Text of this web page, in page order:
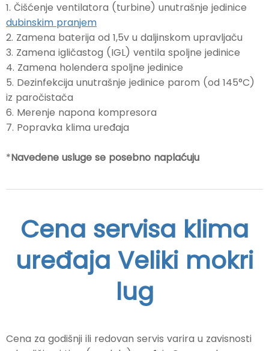
1. Čišćenje ventilatora (turbine) unutrašnje jedinice
dubinskim pranjem
2. Zamena baterija od 1,5v u daljinskom upravljaču
3. Zamena igličastog (IGL) ventila spoljne jedinice
4. Zamena holendera spoljne jedinice
5. Dezinfekcija unutrašnje jedinice parom (od 145°C)
iz paročistača
6. Merenje napona kompresora
7. Popravka klima uređaja
*Navedene usluge se posebno naplaćuju
Cena servisa klima
uređaja Veliki mokri
lug
Cena za godišnji ili redovan servis varira u zavisnosti